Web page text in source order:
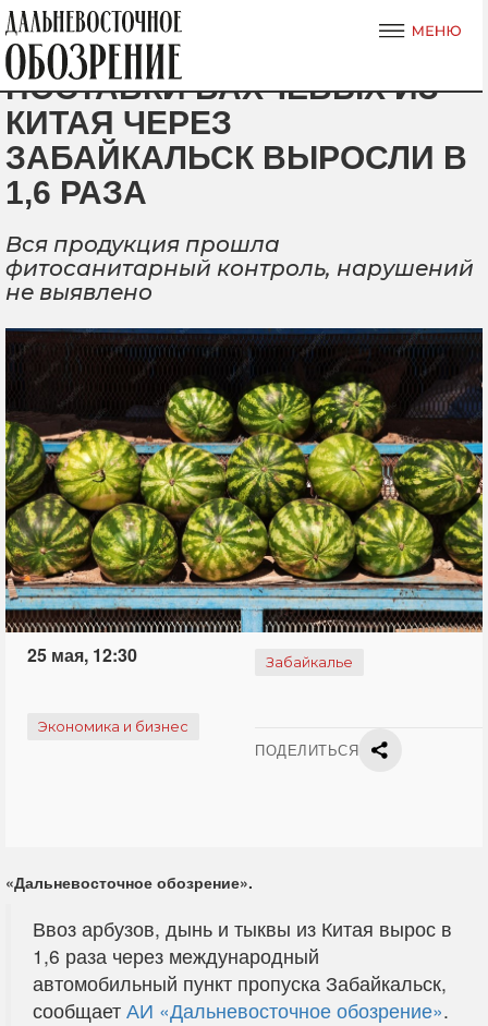
ПОСТАВКИ БАХЧЕВЫХ ИЗ
КИТАЯ ЧЕРЕЗ
ЗАБАЙКАЛЬСК ВЫРОСЛИ В
1,6 РАЗА
Вся продукция прошла
фитосанитарный контроль, нарушений
не выявлено
25 мая, 12:30 Забайкалье
Экономика и бизнес
ПОДЕЛИТЬСЯ
«Дальневосточное обозрение».
Ввоз арбузов, дынь и тыквы из Китая вырос в
1,6 раза через международный
автомобильный пункт пропуска Забайкальск,
сообщает АИ «Дальневосточное обозрение».